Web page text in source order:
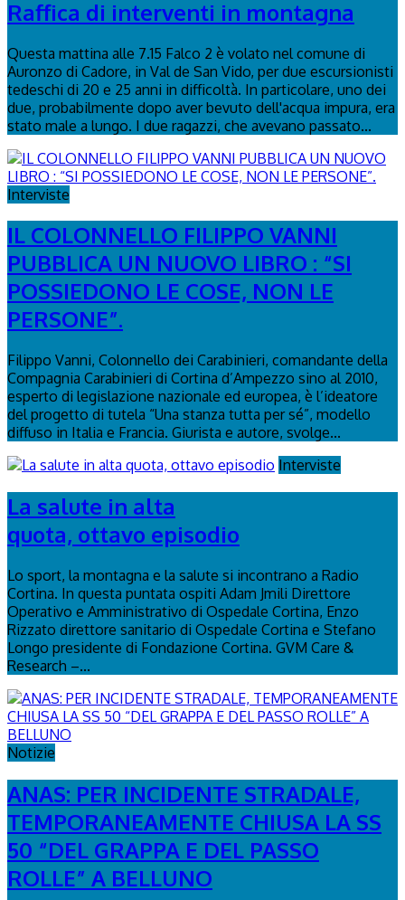
Raffica di interventi in montagna
Questa mattina alle 7.15 Falco 2 è volato nel comune di
Auronzo di Cadore, in Val de San Vido, per due escursionisti
tedeschi di 20 e 25 anni in difficoltà. In particolare, uno dei
due, probabilmente dopo aver bevuto dell'acqua impura, era
stato male a lungo. I due ragazzi, che avevano passato...
Interviste
IL COLONNELLO FILIPPO VANNI
PUBBLICA UN NUOVO LIBRO : “SI
POSSIEDONO LE COSE, NON LE
PERSONE”.
Filippo Vanni, Colonnello dei Carabinieri, comandante della
Compagnia Carabinieri di Cortina d’Ampezzo sino al 2010,
esperto di legislazione nazionale ed europea, è l’ideatore
del progetto di tutela “Una stanza tutta per sé”, modello
diffuso in Italia e Francia. Giurista e autore, svolge...
Interviste
La salute in alta
quota, ottavo episodio
Lo sport, la montagna e la salute si incontrano a Radio
Cortina. In questa puntata ospiti Adam Jmili Direttore
Operativo e Amministrativo di Ospedale Cortina, Enzo
Rizzato direttore sanitario di Ospedale Cortina e Stefano
Longo presidente di Fondazione Cortina. GVM Care &
Research –...
Notizie
ANAS: PER INCIDENTE STRADALE,
TEMPORANEAMENTE CHIUSA LA SS
50 “DEL GRAPPA E DEL PASSO
ROLLE” A BELLUNO